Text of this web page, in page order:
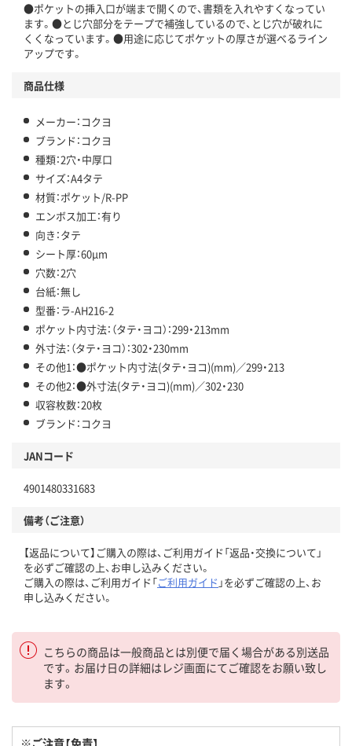
●ポケットの挿入口が端まで開くので、書類を入れやすくなってい
ます。●とじ穴部分をテープで補強しているので、とじ穴が破れに
くくなっています。●用途に応じてポケットの厚さが選べるライン
アップです。
商品仕様
メーカー：コクヨ
ブランド：コクヨ
種類：2穴・中厚口
サイズ：A4タテ
材質：ポケット/R-PP
エンボス加工：有り
向き：タテ
シート厚：60μm
穴数：2穴
台紙：無し
型番：ラ-AH216-2
ポケット内寸法：（タテ・ヨコ）：299・213mm
外寸法：（タテ・ヨコ）：302・230mm
その他1：●ポケット内寸法(タテ・ヨコ)(mm)／299・213
その他2：●外寸法(タテ・ヨコ)(mm)／302・230
収容枚数：20枚
ブランド：コクヨ
JANコード
4901480331683
備考（ご注意）
【返品について】ご購入の際は、ご利用ガイド「返品・交換について」
を必ずご確認の上、お申し込みください。
ご購入の際は、ご利用ガイド「ご利用ガイド 」を必ずご確認の上、お
申し込みください。
こちらの商品は一般商品とは別便で届く場合がある別送品
です。お届け日の詳細はレジ画面にてご確認をお願い致し
ます。